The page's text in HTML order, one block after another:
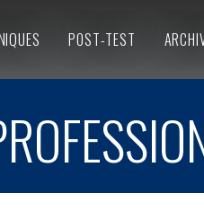
POST-TEST